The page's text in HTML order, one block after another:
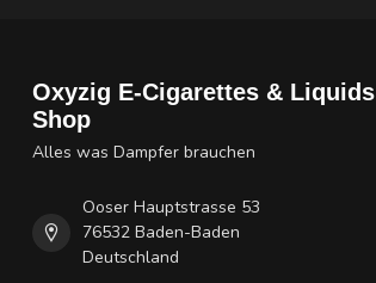
Oxyzig E-Cigarettes & Liquids
Shop
Alles was Dampfer brauchen
Ooser Hauptstrasse 53
76532 Baden-Baden
Deutschland